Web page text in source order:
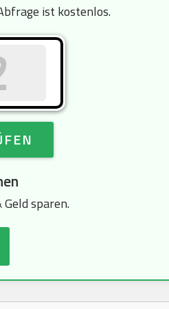
ist kostenlos.
sparen.